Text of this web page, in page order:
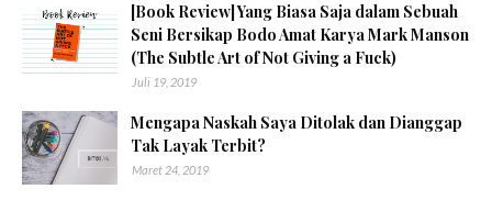
[Book Review] Yang Biasa Saja dalam Sebuah
Seni Bersikap Bodo Amat Karya Mark Manson
(The Subtle Art of Not Giving a Fuck)
Juli 19, 2019
Mengapa Naskah Saya Ditolak dan Dianggap
Tak Layak Terbit?
Maret 24, 2019